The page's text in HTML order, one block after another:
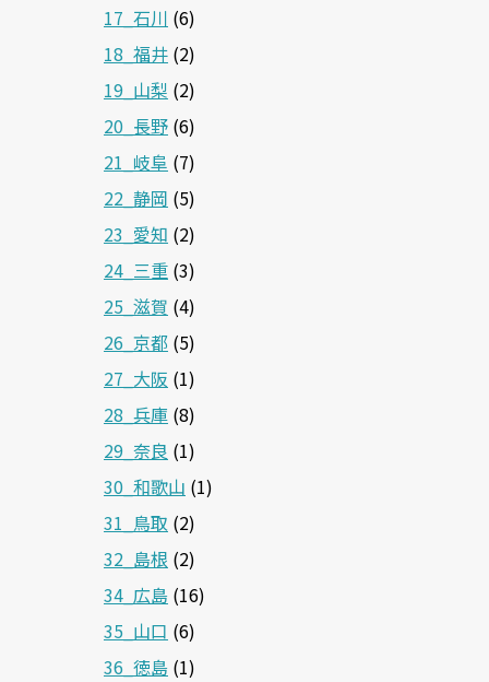
17_石川 (6)
18_福井 (2)
19_山梨 (2)
20_長野 (6)
21_岐阜 (7)
22_静岡 (5)
23_愛知 (2)
24_三重 (3)
25_滋賀 (4)
26_京都 (5)
27_大阪 (1)
28_兵庫 (8)
29_奈良 (1)
30_和歌山 (1)
31_鳥取 (2)
32_島根 (2)
34_広島 (16)
35_山口 (6)
36_徳島 (1)